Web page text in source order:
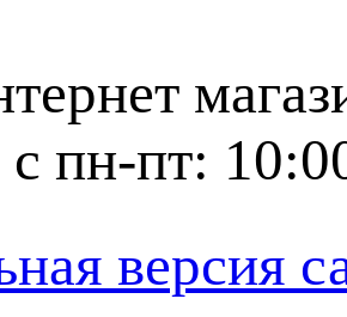
с пн-пт:
версия